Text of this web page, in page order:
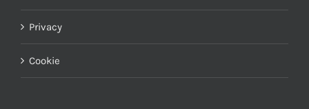
Privacy
Cookie